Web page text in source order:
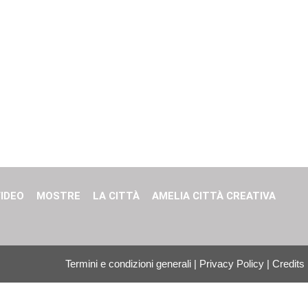
MOSTRE LA CITTÀ
AMELIA CITTÀ CREATIVA
Termini e condizioni generali | Privacy Policy | Credits